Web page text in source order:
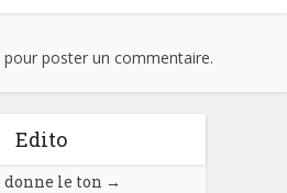
pour poster un commentaire.
Edito
donne le ton →